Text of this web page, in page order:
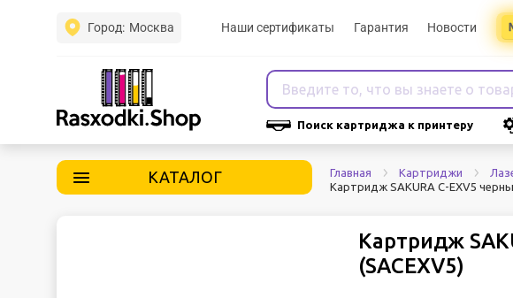
Город: Москва Наши сертификаты Гарантия Новости
Поиск картриджа к принтеру
КАТАЛОГ Главная Картриджи
Картридж SAKURA C-EXV5
Картридж
(SACEXV5)